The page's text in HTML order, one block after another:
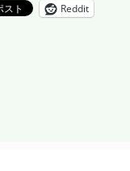
Reddit